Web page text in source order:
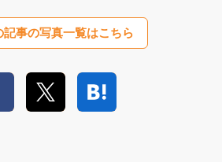
記事の写真一覧はこちら